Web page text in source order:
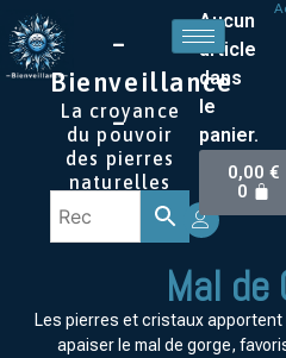
–
Bienveillance
–
La croyance
du pouvoir
des pierres
naturelles
Aucun
article
dans
le
panier.
0,00€
0
Mal de
Les pierres et cristaux
apaiser le mal de gorge,